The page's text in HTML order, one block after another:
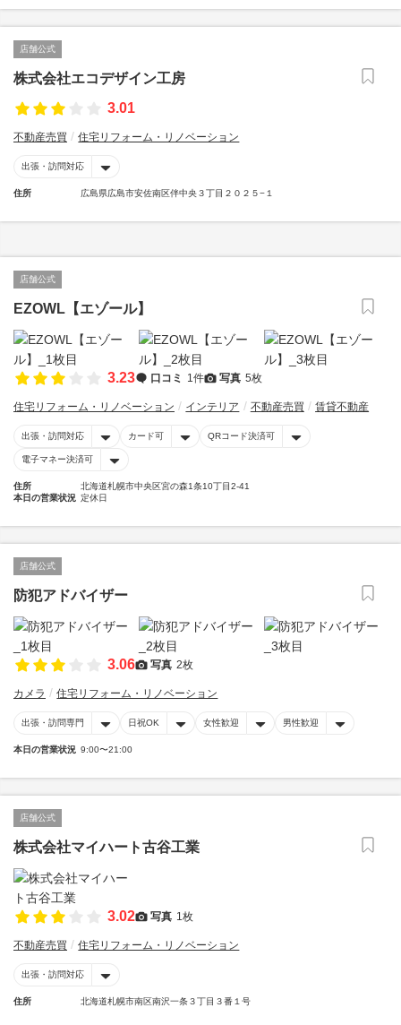
店舗公式
株式会社エコデザイン工房
3.01
不動産売買 住宅リフォーム・リノベーション
出張・訪問対応
住所 広島県広島市安佐南区伴中央３丁目２０２５−１
店舗公式
EZOWL【エゾール】
3.23 口コミ 1件 写真 5枚
住宅リフォーム・リノベーション インテリア 不動産売買 賃貸不動産
出張・訪問対応 カード可 QRコード決済可
電子マネー決済可
住所
北海道札幌市中央区宮の森1条10丁目2-41
本日の営業状況 定休日
店舗公式
防犯アドバイザー
3.06 写真 2枚
カメラ 住宅リフォーム・リノベーション
出張・訪問専門 日祝OK 女性歓迎 男性歓迎
本日の営業状況 9:00〜21:00
店舗公式
株式会社マイハート古谷工業
3.02 写真 1枚
不動産売買 住宅リフォーム・リノベーション
出張・訪問対応
住所 北海道札幌市南区南沢一条３丁目３番１号